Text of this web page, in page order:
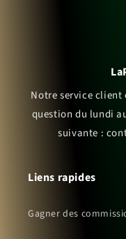
Notre service
question du lundi
suivante :
Liens rapides
Gagner des